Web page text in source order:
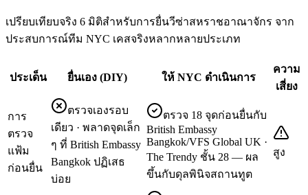
เปรียบเทียบจริง 6 มิติสำหรับการยื่นวีซ่าสหราชอาณาจักร จาก
ประสบการณ์ทีม NYC เคสจริงหลากหลายประเภท
ประเด็น ยื่นเอง (DIY) ให้ NYC ดำเนินการ
ความ
เสี่ยง
การ
ตรวจ
แฟ้ม
ก่อนยื่น
ตรวจเองรอบ
เดียว · พลาดจุดเล็ก
ๆ ที่ British Embassy
Bangkok ปฏิเสธ
บ่อย
ตรวจ 18 จุดก่อนยื่นกับ
British Embassy
Bangkok/VFS Global UK ·
The Trendy ชั้น 28 — ผล
ขึ้นกับดุลพินิจสถานทูต
สูง